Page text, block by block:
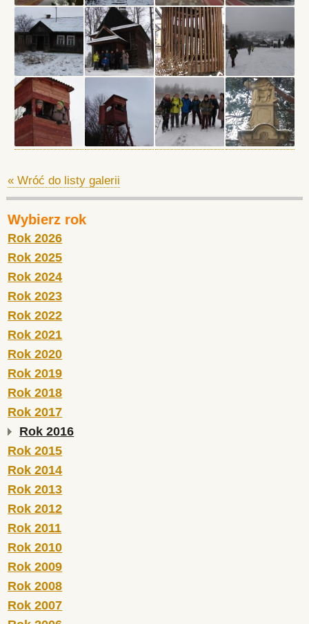
« Wróć do listy galerii
Wybierz rok
Rok 2026
Rok 2025
Rok 2024
Rok 2023
Rok 2022
Rok 2021
Rok 2020
Rok 2019
Rok 2018
Rok 2017
Rok 2016
Rok 2015
Rok 2014
Rok 2013
Rok 2012
Rok 2011
Rok 2010
Rok 2009
Rok 2008
Rok 2007